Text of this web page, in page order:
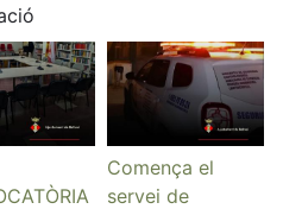
Comença el
servei de